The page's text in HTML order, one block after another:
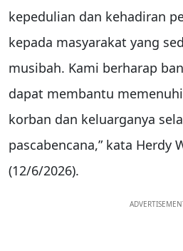
kepedulian dan kehadiran
kepada masyarakat yang
musibah. Kami berharap
dapat membantu
korban dan keluarganya
pascabencana,” kata Herdy
(12/6/2026).